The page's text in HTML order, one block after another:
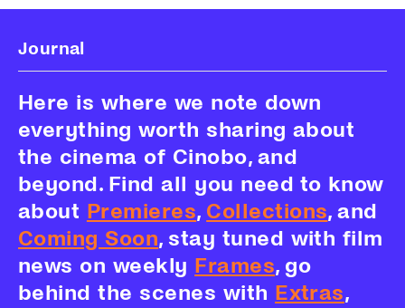
Journal
Here is where we note down
everything worth sharing about
the cinema of Cinobo, and
beyond. Find all you need to know
about Premieres, Collections, and
Coming Soon, stay tuned with film
news on weekly Frames, go
behind the scenes with Extras,